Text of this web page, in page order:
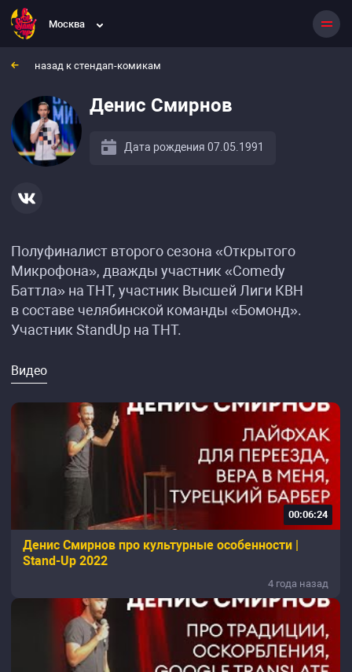
Москва
назад к стендап-комикам
Денис Смирнов
Дата рождения 07.05.1991
Полуфиналист второго сезона «Открытого
Микрофона», дважды участник «Comedy
Баттла» на ТНТ, участник Высшей Лиги КВН
в составе челябинской команды «Бомонд».
Участник StandUp на ТНТ.
Видео
00:06:24
Денис Смирнов про культурные особенности |
Stand-Up 2022
4 года назад